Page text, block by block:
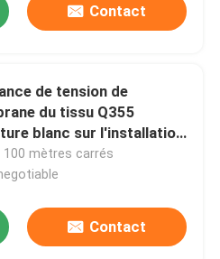
Contact
de tension de
du tissu Q355
blanc sur l'installation
100 mètres carrés
Contact